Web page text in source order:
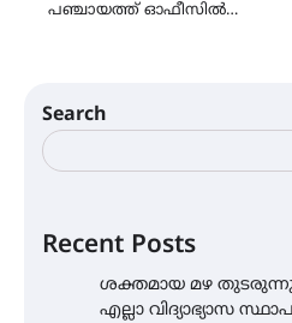
പഞ്ചായത്ത് ഓഫീസില്‍…
Search
Recent Posts
ശക്തമായ മഴ തുടരുന്നു
എല്ലാ വിദ്യാഭ്യാസ